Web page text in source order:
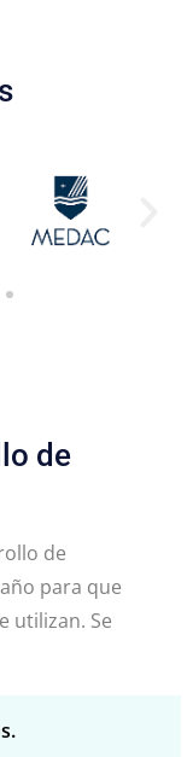
de
de
para que
utilizan. Se